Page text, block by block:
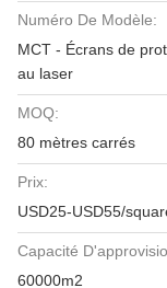
Numéro De Modèle:
MCT - Écrans de
au laser
MOQ:
80 mètres carrés
Prix:
USD25-USD55/
Capacité
60000m2